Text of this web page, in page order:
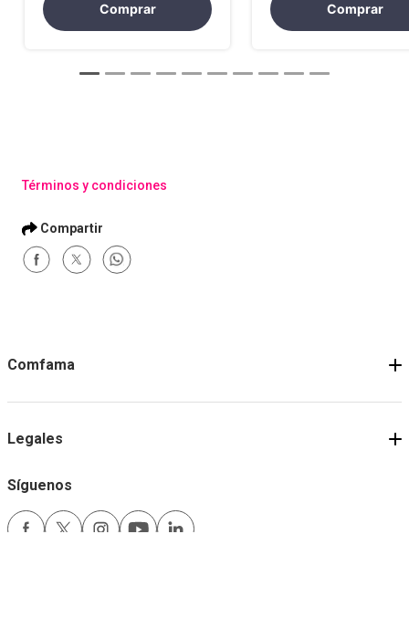
Comprar Comprar
Términos y condiciones
Comfama
Legales
Síguenos